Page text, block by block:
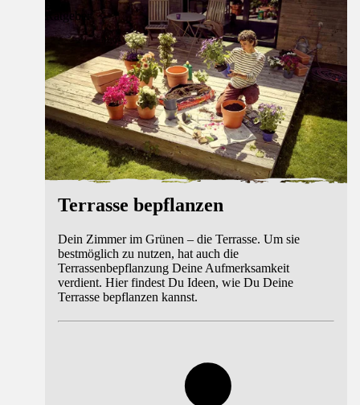
Ratgeber
Terrasse bepflanzen
Dein Zimmer im Grünen – die Terrasse. Um sie
bestmöglich zu nutzen, hat auch die
Terrassenbepflanzung Deine Aufmerksamkeit
verdient. Hier findest Du Ideen, wie Du Deine
Terrasse bepflanzen kannst.